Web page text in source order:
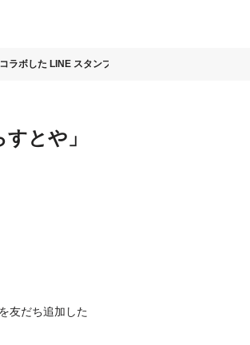
ラボした LINE スタンプを無料配布
とや」
友だち追加した